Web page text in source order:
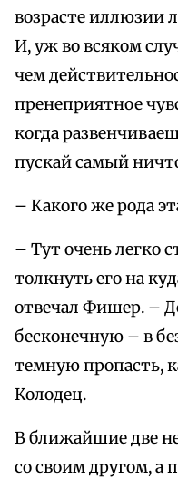
возрасте иллюзии
И, уж во всяком
чем
пренеприятное
когда
пускай самый
– Какого же рода
– Тут очень легко
толкнуть его на
отвечал Фишер. –
бесконечную – в
темную пропасть,
Колодец.
В ближайшие две
со своим другом, а